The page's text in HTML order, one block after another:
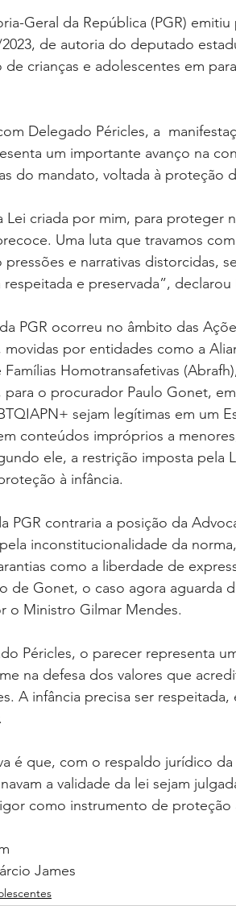
Geral da República (PGR)
2023, de autoria do deputado
de crianças e adolescentes em
Delegado Péricles, a
um importante avanço na
do mandato, voltada à proteção
Lei criada por mim, para proteger
Uma luta que travamos
pressões e narrativas distorcidas,
respeitada e preservada”,
PGR ocorreu no âmbito das
movidas por entidades como a
Famílias Homotransafetivas
o procurador Paulo Gonet,
sejam legítimas em um
conteúdos impróprios a
ele, a restrição imposta pela
à infância.
PGR contraria a posição da
inconstitucionalidade da
como a liberdade de
de Gonet, o caso agora aguarda
o Ministro Gilmar Mendes.
Péricles, o parecer representa
na defesa dos valores que
A infância precisa ser
é que, com o respaldo jurídico
a validade da lei sejam
como instrumento de proteção
James